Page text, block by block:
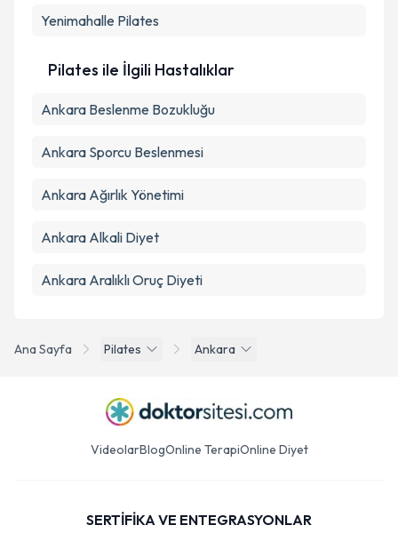
Ana Sayfa Pilates Ankara
Yenimahalle Pilates
Pilates ile İlgili Hastalıklar
Ankara Beslenme Bozukluğu
Ankara Sporcu Beslenmesi
Ankara Ağırlık Yönetimi
Ankara Alkali Diyet
Ankara Aralıklı Oruç Diyeti
VideolarBlogOnline TerapiOnline Diyet
SERTİFİKA VE ENTEGRASYONLAR